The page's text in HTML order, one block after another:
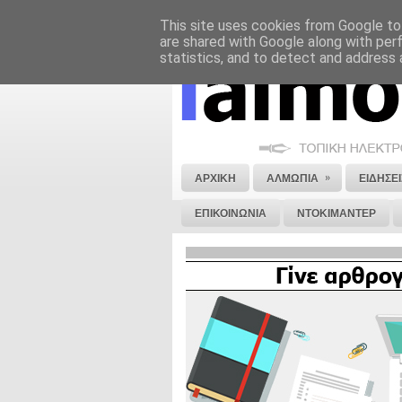
ΝΟΜΙΚΗ ΣΗΜΕΙΩΣΗ ΔΙΑΦΗΜΙΣΗ
ΑΡΧΙΚΗ ΑΛΜΩΠΙΑ »
ΕΠΙΚΟΙΝΩΝΙΑ ΝΤΟΚΙΜΑΝΤΕΡ
This site uses cookies from Google
are shared with Google along with
statistics, and to detect and address